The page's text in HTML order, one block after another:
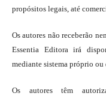
propósitos legais, até
Os autores não receberão
Essentia Editora irá
mediante sistema próprio ou
Os autores têm